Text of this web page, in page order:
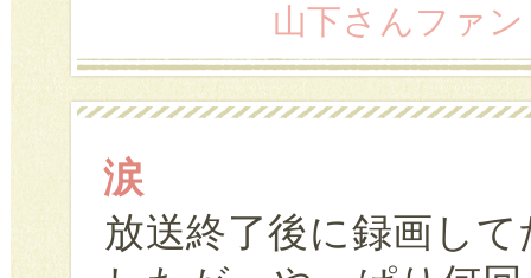
山下さんファ
涙
放送終了後に録画し